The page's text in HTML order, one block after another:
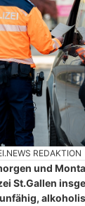
REDAKTION
und
St.Gallen